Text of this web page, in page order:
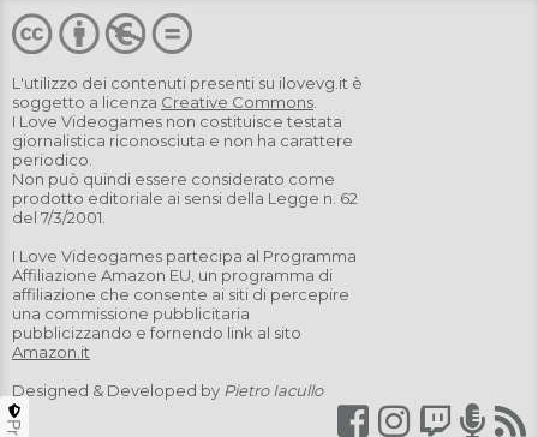
L'utilizzo dei contenuti presenti su ilovevg.it è
soggetto a licenza Creative Commons
I Love Videogames non costituisce testata
giornalistica riconosciuta e non ha carattere
periodico.
Non può quindi essere considerato come
prodotto editoriale ai sensi della Legge n. 62
del 7/3/2001.
I Love Videogames partecipa al Programma
Affiliazione Amazon EU, un programma di
affiliazione che consente ai siti di percepire
una commissione pubblicitaria
pubblicizzando e fornendo link al sito
Amazon.it
Designed & Developed by Pietro Iacullo